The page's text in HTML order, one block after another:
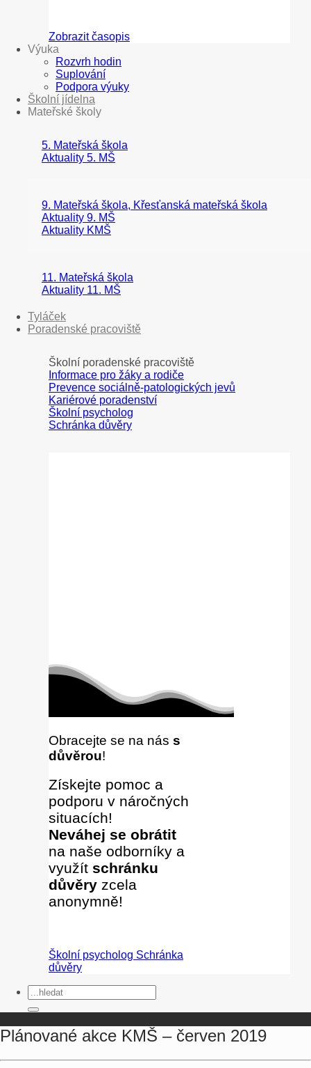
Zobrazit časopis
Výuka
Rozvrh hodin
Suplování
Podpora výuky
Školní jídelna
Mateřské školy
5. Mateřská škola
Aktuality 5. MŠ
9. Mateřská škola, Křesťanská mateřská škola
Aktuality 9. MŠ
Aktuality KMŠ
11. Mateřská škola
Aktuality 11. MŠ
Tyláček
Poradenské pracoviště
Školní poradenské pracoviště
Informace pro žáky a rodiče
Prevence sociálně-patologických jevů
Kariérové poradenství
Školní psycholog
Schránka důvěry
Obracejte se na nás s
důvěrou!
Získejte pomoc a
podporu v náročných
situacích!
Neváhej se obrátit
na naše odborníky a
využít schránku
důvěry zcela
anonymně!
Školní psycholog Schránka
důvěry
Plánované akce KMŠ – červen 2019